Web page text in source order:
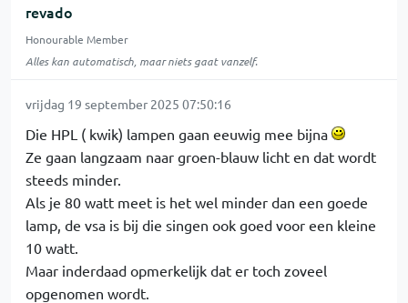
revado
Honourable Member
Alles kan automatisch, maar niets gaat vanzelf.
vrijdag 19 september 2025 07:50:16
Die HPL ( kwik) lampen gaan eeuwig mee bijna
Ze gaan langzaam naar groen-blauw licht en dat wordt
steeds minder.
Als je 80 watt meet is het wel minder dan een goede
lamp, de vsa is bij die singen ook goed voor een kleine
10 watt.
Maar inderdaad opmerkelijk dat er toch zoveel
opgenomen wordt.